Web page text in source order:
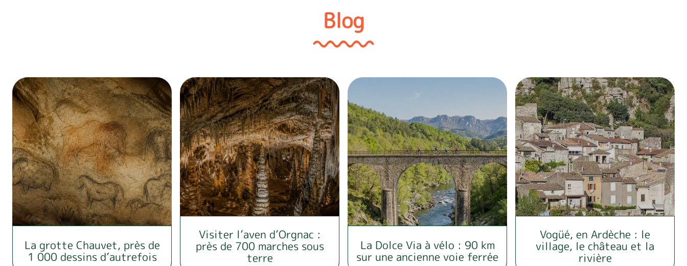
Blog
La grotte Chauvet, près de
1 000 dessins d’autrefois
Visiter l’aven d’Orgnac :
près de 700 marches sous
terre
La Dolce Via à vélo : 90 km
sur une ancienne voie ferrée
Vogüé, en Ardèche : le
village, le château et la
rivière